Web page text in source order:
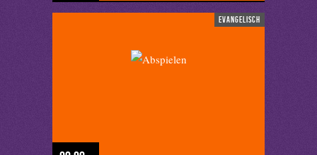
evangelisch